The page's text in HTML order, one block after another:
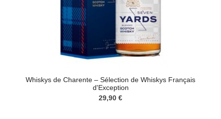
Whiskys de Charente – Sélection de Whiskys Français
d'Exception
29,90 €